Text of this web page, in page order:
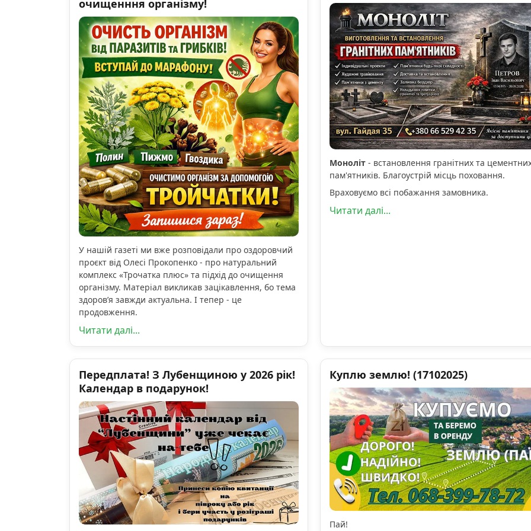
очищенння організму!
У нашій газеті ми вже розповідали про оздоровчий
проєкт від Олесі Прокопенко - про натуральний
комплекс «Трочатка плюс» та підхід до очищення
організму. Матеріал викликав зацікавлення, бо тема
здоров’я завжди актуальна. І тепер - це
продовження.
Читати далі...
Моноліт- встановлення гранітних та
пам'ятників. Благоустрій місць поховання.
Враховуємо всі побажання замовника.
Читати далі...
Передплата! З Лубенщиною у 2026 рік!
Календар в подарунок!
Куплю землю! (17102025)
Пай!